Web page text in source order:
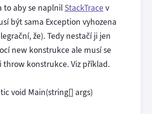
to aby se naplnil StackTrace v
být sama Exception vyhozena
že). Tedy nestačí ji jen
new konstrukce ale musí se
throw konstrukce. Viz příklad.
void Main(string[] args)